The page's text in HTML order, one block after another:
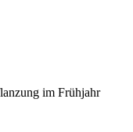
im Frühjahr